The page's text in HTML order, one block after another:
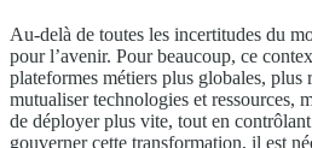
Au-delà de toutes les incertitudes du
pour l’avenir. Pour beaucoup, ce
plateformes métiers plus globales, plus
mutualiser technologies et ressources,
de déployer plus vite, tout en
gouverner cette transformation, il est